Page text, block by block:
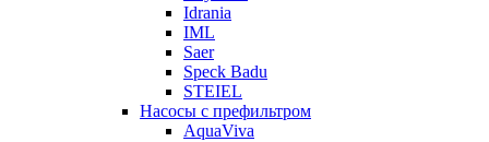
Idrania
IML
Saer
Speck Badu
STEIEL
Насосы с префильтром
AquaViva